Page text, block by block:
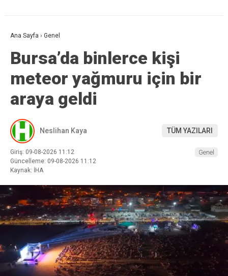
Ana Sayfa › Genel
Bursa’da binlerce kişi
meteor yağmuru için bir
araya geldi
Neslihan Kaya TÜM YAZILARI
Giriş: 09-08-2026 11:12
Güncelleme: 09-08-2026 11:12
Kaynak: İHA
Genel